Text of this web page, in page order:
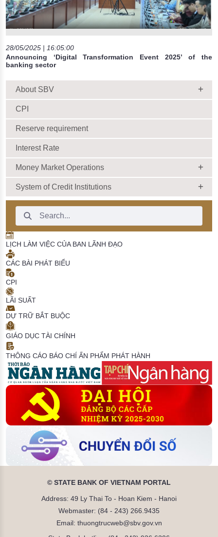
28/05/2025 | 16:05:00
Announcing ‘Digital Transformation Event 2025’ of the
banking sector
About SBV
CPI
Reserve requirement
Interest Rate
Money Market Operations
System of Credit Institutions
Search Bar
LỊCH LÀM VIỆC CỦA BAN LÃNH ĐẠO
CÁC BÀI PHÁT BIỂU
CPI
LÃI SUẤT
DỰ TRỮ BẮT BUỘC
GIÁO DỤC TÀI CHÍNH
THÔNG CÁO BÁO CHÍ ẤN PHẨM PHÁT HÀNH
© STATE BANK OF VIETNAM PORTAL
Address: 49 Ly Thai To - Hoan Kiem - Hanoi
Webmaster: (84 - 243) 266.9435
Email: thuongtrucweb@sbv.gov.vn